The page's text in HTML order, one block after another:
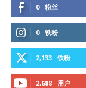
0 粉丝
0 铁粉
2,133 铁粉
2,688 用户